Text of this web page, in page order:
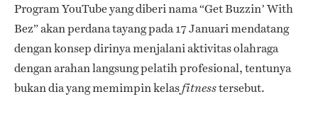
Program YouTube yang diberi nama “Get Buzzin’ With
Bez” akan perdana tayang pada 17 Januari mendatang
dengan konsep dirinya menjalani aktivitas olahraga
dengan arahan langsung pelatih profesional, tentunya
bukan dia yang memimpin kelas fitnesstersebut.